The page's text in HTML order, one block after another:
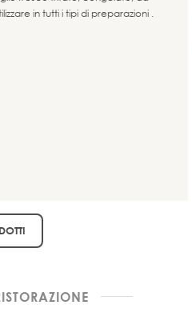
in tutti i tipi di preparazioni .